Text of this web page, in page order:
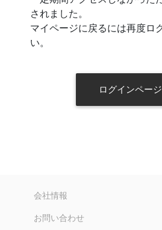
されました。
マイページに戻るには再度ロ
い。
会社情報
お問い合わせ